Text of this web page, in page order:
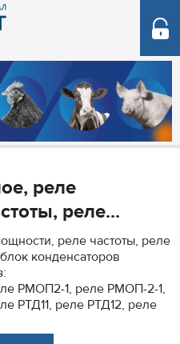
реле
реле...
реле частоты, реле
конденсаторов
РМОП2-1, реле РМОП-2-1,
РТД11, реле РТД12, реле